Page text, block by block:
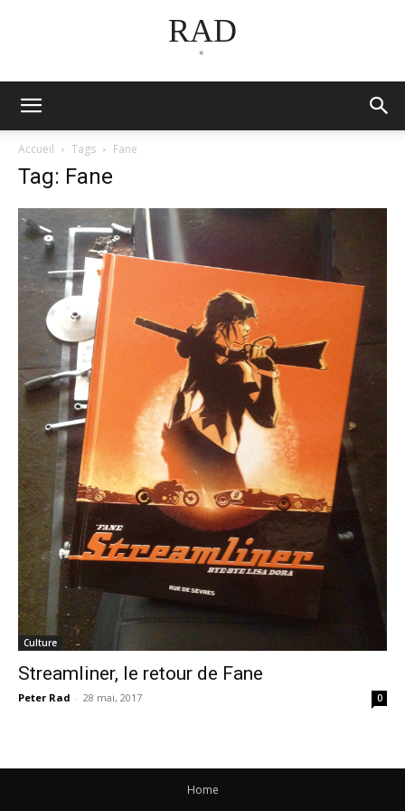
RAD
*
Accueil Tags Fane
Tag: Fane
Culture
Streamliner, le retour de Fane
Peter Rad - 28 mai, 2017 0
Home